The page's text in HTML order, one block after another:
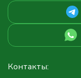
Контакты: